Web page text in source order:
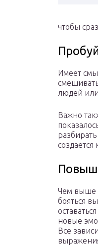
чтобы
Имеет
людей
Важно
Чем выше
бояться
новые
Все